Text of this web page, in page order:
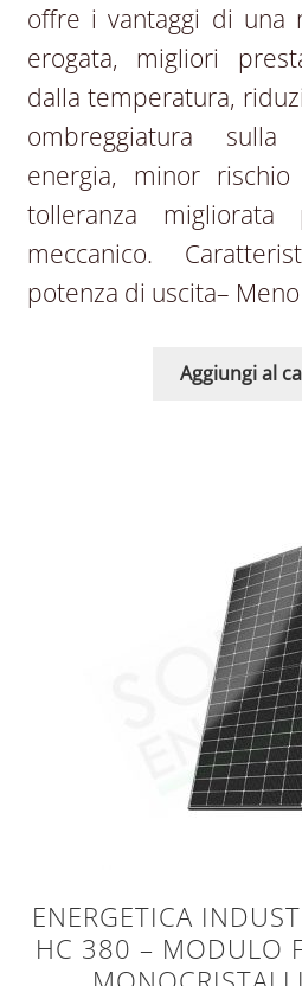
offre i vantaggi di una
erogata, migliori
dalla temperatura,
ombreggiatura
energia, minor
tolleranza migliorata
meccanico.
potenza di uscita–
Aggiungi al
ENERGETICA
HC 380 – MODULO